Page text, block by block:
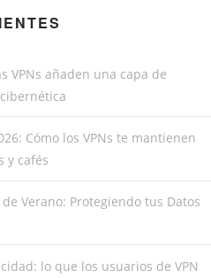
VPNs añaden una capa de
Cómo los VPNs te mantienen
y cafés
Verano: Protegiendo tus Datos
lo que los usuarios de VPN